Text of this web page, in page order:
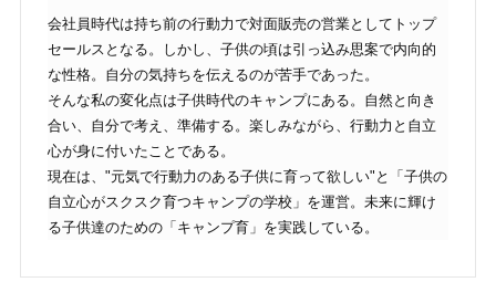
会社員時代は持ち前の行動力で対面販売の営業としてトップ
セールスとなる。しかし、子供の頃は引っ込み思案で内向的
な性格。自分の気持ちを伝えるのが苦手であった。
そんな私の変化点は子供時代のキャンプにある。自然と向き
合い、自分で考え、準備する。楽しみながら、行動力と自立
心が身に付いたことである。
現在は、"元気で行動力のある子供に育って欲しい"と「子供の
自立心がスクスク育つキャンプの学校」を運営。未来に輝け
る子供達のための「キャンプ育」を実践している。